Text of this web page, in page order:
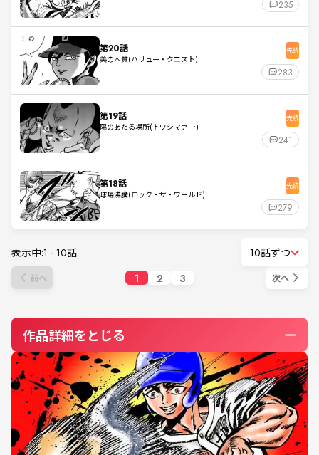
235
第20話
美の本質(ハリュー・クエスト)
先読
283
第19話
陽のあたる場所(トワシマァ…)
先読
241
第18話
球場沸騰(ロック・ザ・ワールド)
先読
279
表示中:1 - 10話 10話ずつ
前へ 1 2 3 次へ
作品詳細をとじる